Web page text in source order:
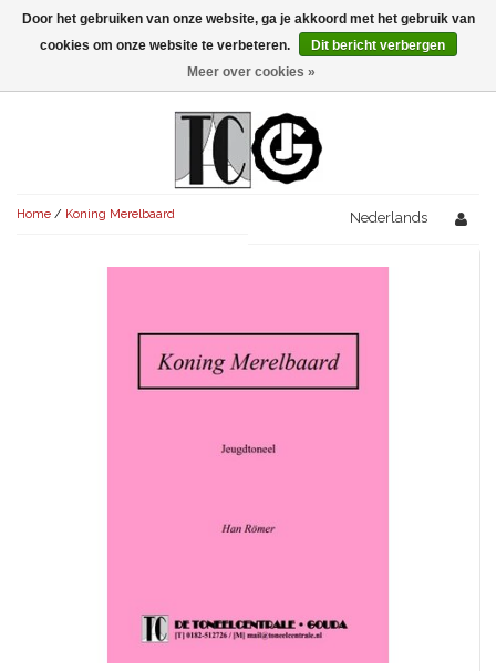
Menu
AVONDVULLEND (+75')
KORT (-30')
AVONDVULLEND (+75')
OVERIG (30'-75')
AVONDVULLEND (+75')
SPEKTAKELSTUKKEN
Home / Koning Merelbaard Nederlands
Door het gebruiken van onze website, ga je akkoord met het gebruik van
cookies om onze website te verbeteren.
Dit bericht verbergen
Meer over cookies »